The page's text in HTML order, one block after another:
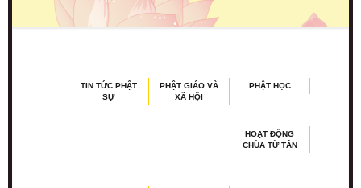
TIN TỨC PHẬT
SỰ
PHẬT GIÁO VÀ
XÃ HỘI
PHẬT HỌC
HOẠT ĐỘNG
CHÙA TỪ TÂN